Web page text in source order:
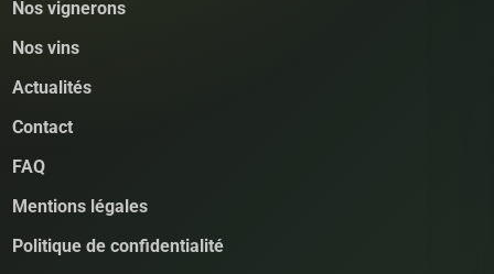
Nos vignerons
Nos vins
Actualités
Contact
FAQ
Mentions légales
Politique de confidentialité